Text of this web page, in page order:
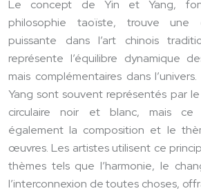
Le concept de Yin et Yang,
philosophie taoïste, trouve une
puissante dans l’art chinois
représente l’équilibre dynamique
mais complémentaires dans
Yang sont souvent représentés par
circulaire noir et blanc, mais ce
également la composition et le
œuvres. Les artistes utilisent ce
thèmes tels que l’harmonie, le
l’interconnexion de toutes choses,